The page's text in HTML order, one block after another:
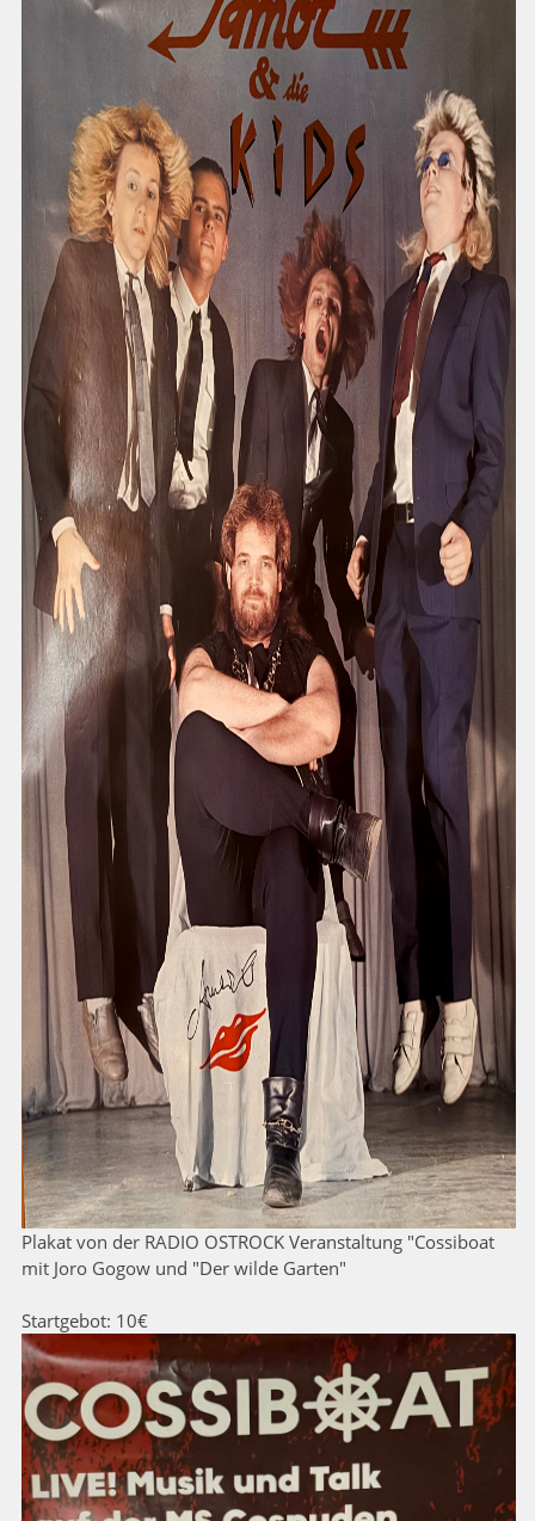
Plakat von der RADIO OSTROCK Veranstaltung "Cossiboat
mit Joro Gogow und "Der wilde Garten"
Startgebot: 10€